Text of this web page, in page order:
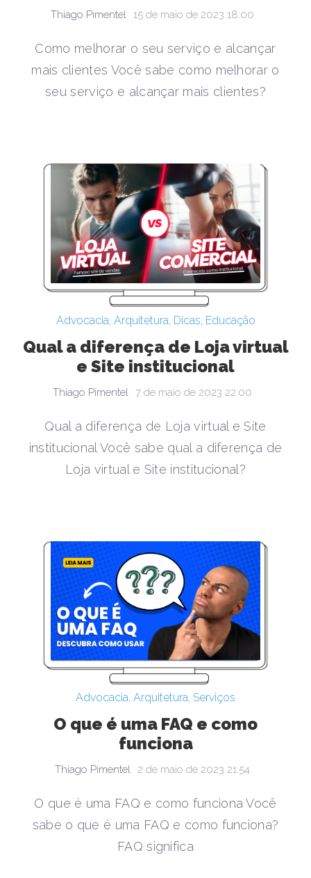
Thiago Pimentel 15 de maio de 2023 18:00
Como melhorar o seu serviço e alcançar
mais clientes Você sabe como melhorar o
seu serviço e alcançar mais clientes?
Advocacia, Arquitetura, Dicas, Educação
Qual a diferença de Loja virtual
e Site institucional
Thiago Pimentel 7 de maio de 2023 22:00
Qual a diferença de Loja virtual e Site
institucional Você sabe qual a diferença de
Loja virtual e Site institucional?
Advocacia, Arquitetura, Serviços
O que é uma FAQ e como
funciona
Thiago Pimentel 2 de maio de 2023 21:54
O que é uma FAQ e como funciona Você
sabe o que é uma FAQ e como funciona?
FAQ significa